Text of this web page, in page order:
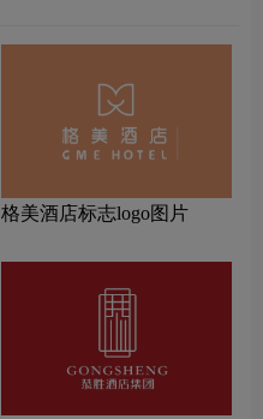
格美酒店标志logo图片